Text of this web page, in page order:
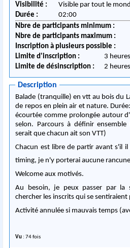
Visibilité :
Visible par tout le
Durée :
02:00
Nbre de participants minimum :
Nbre de participants maximum :
Inscription à plusieurs possible :
Limite d'inscription :
3
Limite de désinscription :
2
Description
Balade (tranquille) en vtt au bois du
de repos en plein air et nature.
écourtée comme prolongée autour
selon. Parcours à définir
serait que chacun ait son VTT)
Chacun est libre de partir avant s'il
timing, je n'y porterai aucune rancune
Welcome aux motivés.
Au besoin, je peux passer par la
chercher les inscrits qui se sentiraient
Activité annulée si mauvais temps
Vu : 74 fois